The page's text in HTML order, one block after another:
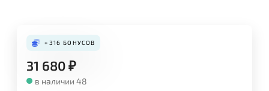
+316 БОНУСОВ
31 680₽
в наличии 48